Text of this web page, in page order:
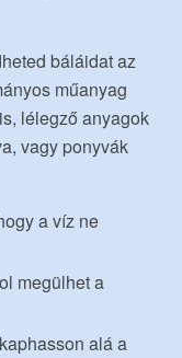
báláidat az
műanyag
lélegző anyagok
vagy ponyvák
a víz ne
megülhet a
alá a